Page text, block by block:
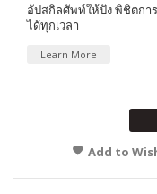
อัปสกิลศัพท์ให้ปัง พิชิตก
ได้ทุกเวลา
Learn More
Add to